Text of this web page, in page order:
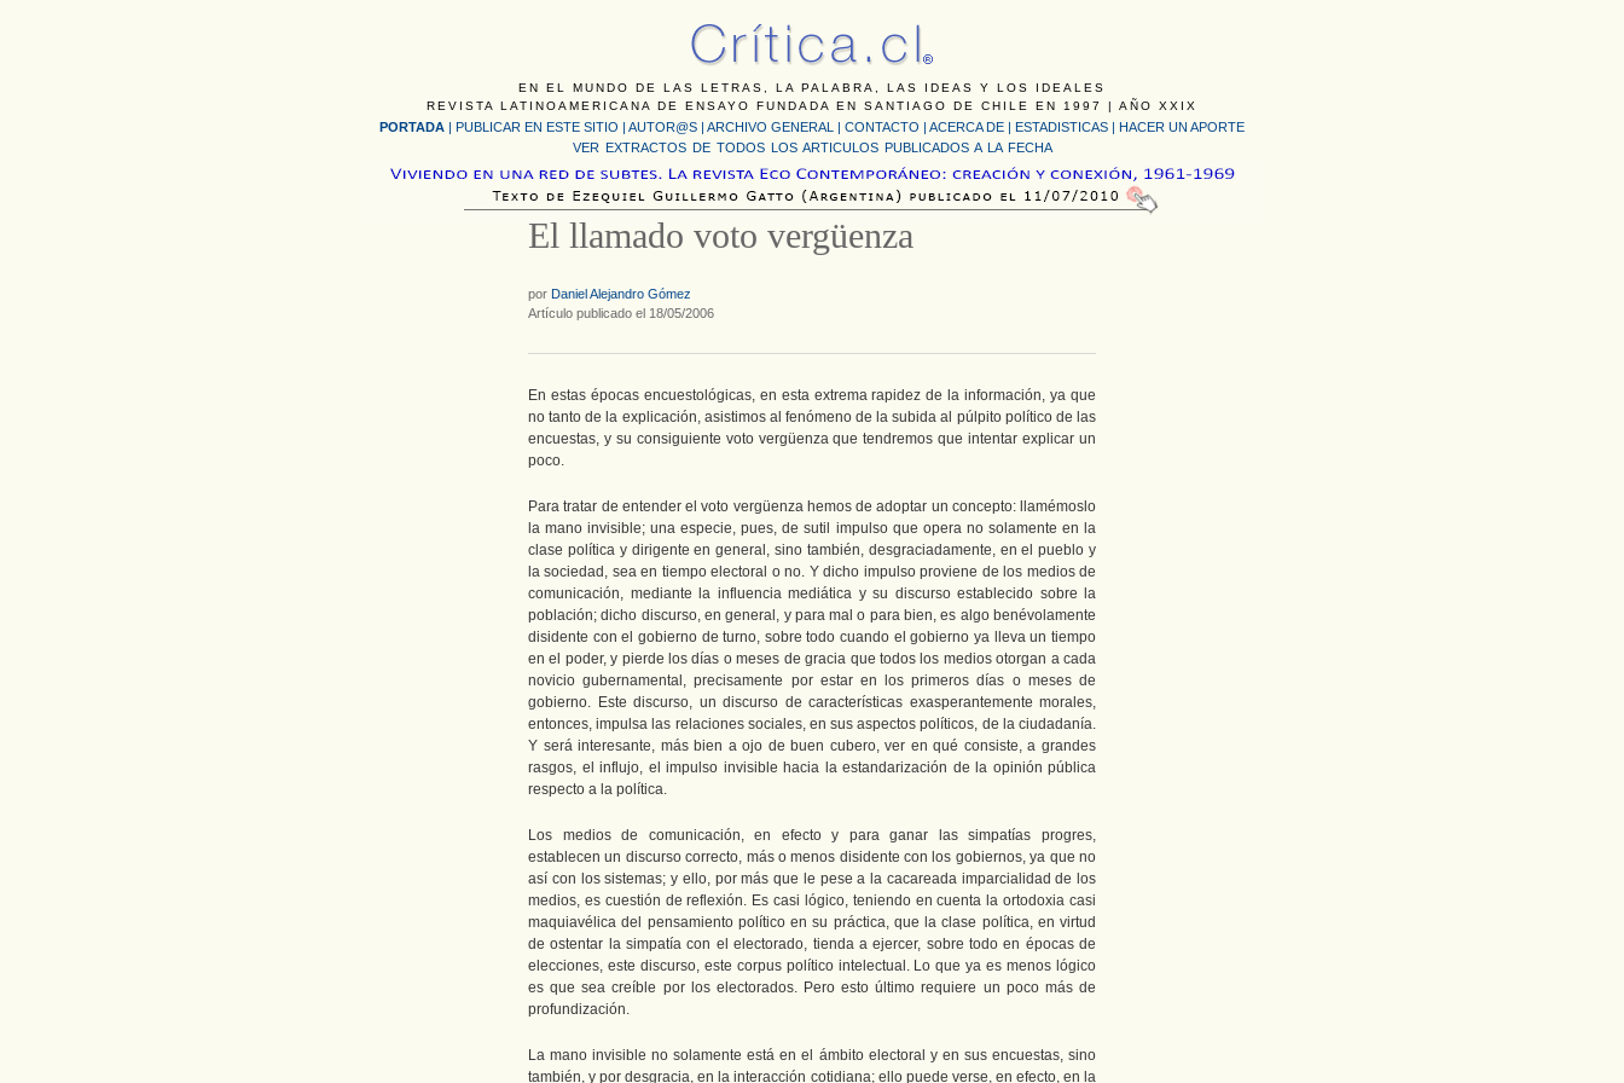
EN EL MUNDO DE LAS LETRAS, LA PALABRA, LAS IDEAS Y LOS IDEALES
REVISTA LATINOAMERICANA DE ENSAYO FUNDADA EN SANTIAGO DE CHILE EN 1997 | AÑO XXIX
PORTADA | PUBLICAR EN ESTE SITIO | AUTOR@S | ARCHIVO GENERAL | CONTACTO | ACERCA DE | ESTADISTICAS | HACER UN APORTE
VER EXTRACTOS DE TODOS LOS ARTICULOS PUBLICADOS A LA FECHA
El llamado voto vergüenza
por Daniel Alejandro Gómez
Artículo publicado el 18/05/2006
En estas épocas encuestológicas, en esta extrema rapidez de la información, ya que
no tanto de la explicación, asistimos al fenómeno de la subida al púlpito político de las
encuestas, y su consiguiente voto vergüenza que tendremos que intentar explicar un
poco.
Para tratar de entender el voto vergüenza hemos de adoptar un concepto: llamémoslo
la mano invisible; una especie, pues, de sutil impulso que opera no solamente en la
clase política y dirigente en general, sino también, desgraciadamente, en el pueblo y
la sociedad, sea en tiempo electoral o no. Y dicho impulso proviene de los medios de
comunicación, mediante la influencia mediática y su discurso establecido sobre la
población; dicho discurso, en general, y para mal o para bien, es algo benévolamente
disidente con el gobierno de turno, sobre todo cuando el gobierno ya lleva un tiempo
en el poder, y pierde los días o meses de gracia que todos los medios otorgan a cada
novicio gubernamental, precisamente por estar en los primeros días o meses de
gobierno. Este discurso, un discurso de características exasperantemente morales,
entonces, impulsa las relaciones sociales, en sus aspectos políticos, de la ciudadanía.
Y será interesante, más bien a ojo de buen cubero, ver en qué consiste, a grandes
rasgos, el influjo, el impulso invisible hacia la estandarización de la opinión pública
respecto a la política.
Los medios de comunicación, en efecto y para ganar las simpatías progres,
establecen un discurso correcto, más o menos disidente con los gobiernos, ya que no
así con los sistemas; y ello, por más que le pese a la cacareada imparcialidad de los
medios, es cuestión de reflexión. Es casi lógico, teniendo en cuenta la ortodoxia casi
maquiavélica del pensamiento político en su práctica, que la clase política, en virtud
de ostentar la simpatía con el electorado, tienda a ejercer, sobre todo en épocas de
elecciones, este discurso, este corpus político intelectual. Lo que ya es menos lógico
es que sea creíble por los electorados. Pero esto último requiere un poco más de
profundización.
La mano invisible no solamente está en el ámbito electoral y en sus encuestas, sino
también, y por desgracia, en la interacción cotidiana; ello puede verse, en efecto, en la